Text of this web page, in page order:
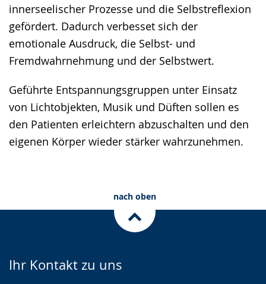
innerseelischer Prozesse und die Selbstreflexion
gefördert. Dadurch verbesset sich der
emotionale Ausdruck, die Selbst- und
Fremdwahrnehmung und der Selbstwert.
Geführte Entspannungsgruppen unter Einsatz
von Lichtobjekten, Musik und Düften sollen es
den Patienten erleichtern abzuschalten und den
eigenen Körper wieder stärker wahrzunehmen.
nach oben
Ihr Kontakt zu uns